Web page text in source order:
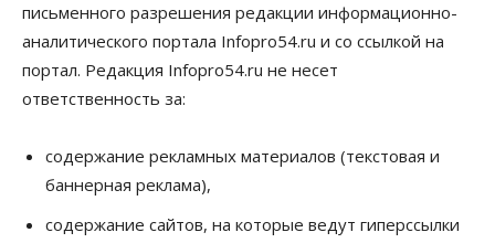
Бизнес
По «Сибэлектротерму» выдали исполнительные
листы на полмиллиарда рублей
07 Августа 2026, 08:00
привлекать к разработке новых лекарств в
России
06 Августа 2026, 19:00
письменного разрешения редакции информационно-
аналитического портала Infopro54.ru и со ссылкой на
портал. Редакция Infopro54.ru не несет
ответственность за:
содержание рекламных материалов (текстовая и
баннерная реклама),
содержание сайтов, на которые ведут гиперссылки